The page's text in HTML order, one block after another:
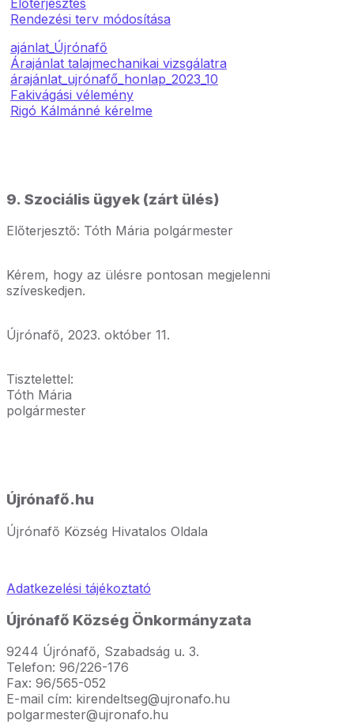
Előterjesztés
Rendezési terv módosítása
ajánlat_Újrónafő
Árajánlat talajmechanikai vizsgálatra
árajánlat_ujrónafő_honlap_2023_10
Fakivágási vélemény
Rigó Kálmánné kérelme
9. Szociális ügyek (zárt ülés)
Előterjesztő: Tóth Mária polgármester
Kérem, hogy az ülésre pontosan megjelenni
szíveskedjen.
Újrónafő, 2023. október 11.
Tisztelettel:
Tóth Mária
polgármester
Újrónafő.hu
Újrónafő Község Hivatalos Oldala
Adatkezelési tájékoztató
Újrónafő Község Önkormányzata
9244 Újrónafő, Szabadság u. 3.
Telefon: 96/226-176
Fax: 96/565-052
E-mail cím: kirendeltseg@ujronafo.hu
polgarmester@ujronafo.hu